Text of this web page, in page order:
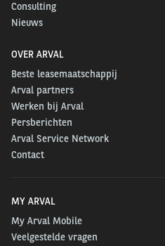
Consulting
Nieuws
OVER ARVAL
Beste leasemaatschappij
Arval partners
Werken bij Arval
Persberichten
Arval Service Network
Contact
MY ARVAL
My Arval Mobile
Veelgestelde vragen